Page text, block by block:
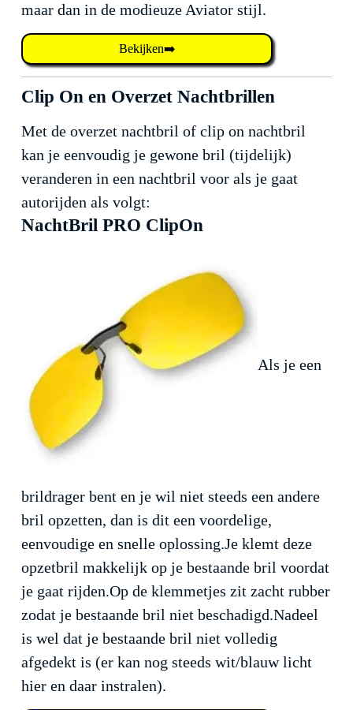
maar dan in de modieuze Aviator stijl.
Bekijken➡️
Clip On en Overzet Nachtbrillen
Met de overzet nachtbril of clip on nachtbril
kan je eenvoudig je gewone bril (tijdelijk)
veranderen in een nachtbril voor als je gaat
autorijden als volgt:
NachtBril PRO ClipOn
Als je een
brildrager bent en je wil niet steeds een andere
bril opzetten, dan is dit een voordelige,
eenvoudige en snelle oplossing.Je klemt deze
opzetbril makkelijk op je bestaande bril voordat
je gaat rijden.Op de klemmetjes zit zacht rubber
zodat je bestaande bril niet beschadigd.Nadeel
is wel dat je bestaande bril niet volledig
afgedekt is (er kan nog steeds wit/blauw licht
hier en daar instralen).